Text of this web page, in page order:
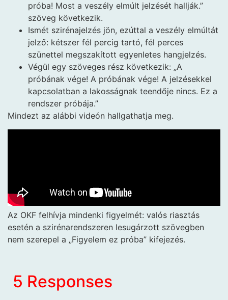
próba! Most a veszély elmúlt jelzését hallják.”
szöveg következik.
Ismét szirénajelzés jön, ezúttal a veszély elmúltát
jelző: kétszer fél percig tartó, fél perces
szünettel megszakított egyenletes hangjelzés.
Végül egy szöveges rész következik: „A
próbának vége! A próbának vége! A jelzésekkel
kapcsolatban a lakosságnak teendője nincs. Ez a
rendszer próbája.”
Mindezt az alábbi videón hallgathatja meg.
Az OKF felhívja mindenki figyelmét: valós riasztás
esetén a szirénarendszeren lesugárzott szövegben
nem szerepel a „Figyelem ez próba” kifejezés.
5 Responses